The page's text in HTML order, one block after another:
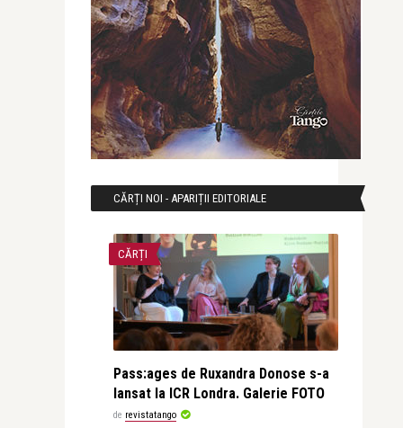
CĂRȚI NOI - APARIȚII EDITORIALE
CĂRȚI
Pass:ages de Ruxandra Donose s-a
lansat la ICR Londra. Galerie FOTO
de revistatango